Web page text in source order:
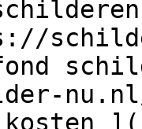
kosten